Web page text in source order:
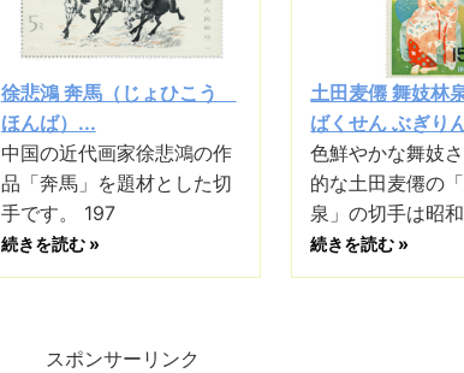
徐悲鴻 奔馬（じょひこう
ほんば）...
中国の近代画家徐悲鴻の作
品「奔馬」を題材とした切
手です。 197
続きを読む »
土田麦僊 舞妓林
ばくせん ぶぎり
色鮮やかな舞妓
的な土田麦僊の
泉」の切手は昭
続きを読む »
スポンサーリンク